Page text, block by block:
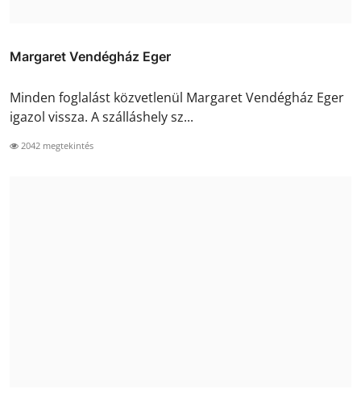
Margaret Vendégház Eger
Minden foglalást közvetlenül Margaret Vendégház Eger
igazol vissza. A szálláshely sz...
2042 megtekintés